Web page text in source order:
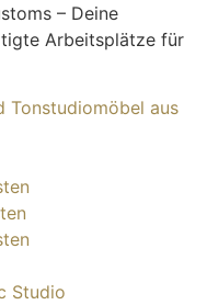
– Deine
Arbeitsplätze für
Studio